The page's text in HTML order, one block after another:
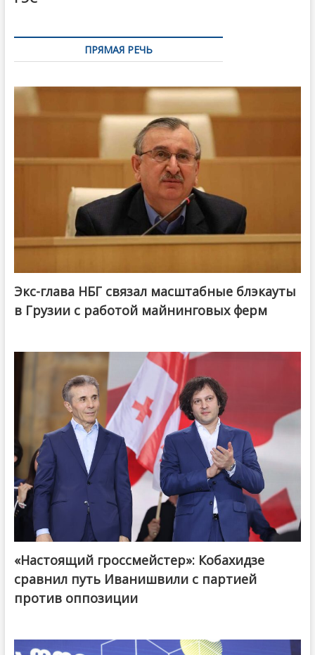
ПРЯМАЯ РЕЧЬ
Экс-глава НБГ связал масштабные блэкауты
в Грузии с работой майнинговых ферм
@ქართული ოცნება / Georgian Dream
«Настоящий гроссмейстер»: Кобахидзе
сравнил путь Иванишвили с партией
против оппозиции